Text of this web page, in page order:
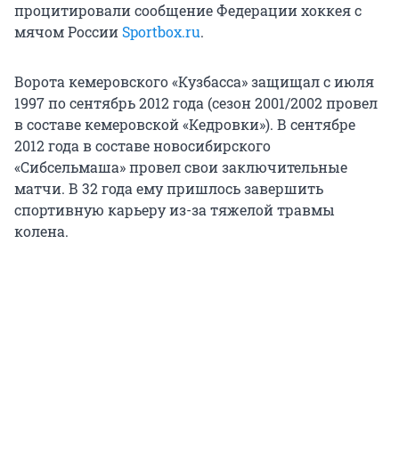
процитировали сообщение Федерации хоккея с
мячом России Sportbox.ru.
Ворота кемеровского «Кузбасса» защищал с июля
1997 по сентябрь 2012 года (сезон 2001/2002 провел
в составе кемеровской «Кедровки»). В сентябре
2012 года в составе новосибирского
«Сибсельмаша» провел свои заключительные
матчи. В 32 года ему пришлось завершить
спортивную карьеру из-за тяжелой травмы
колена.